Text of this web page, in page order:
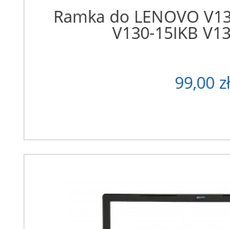
Ramka do LENOVO
V130-15IKB
99,00 zł